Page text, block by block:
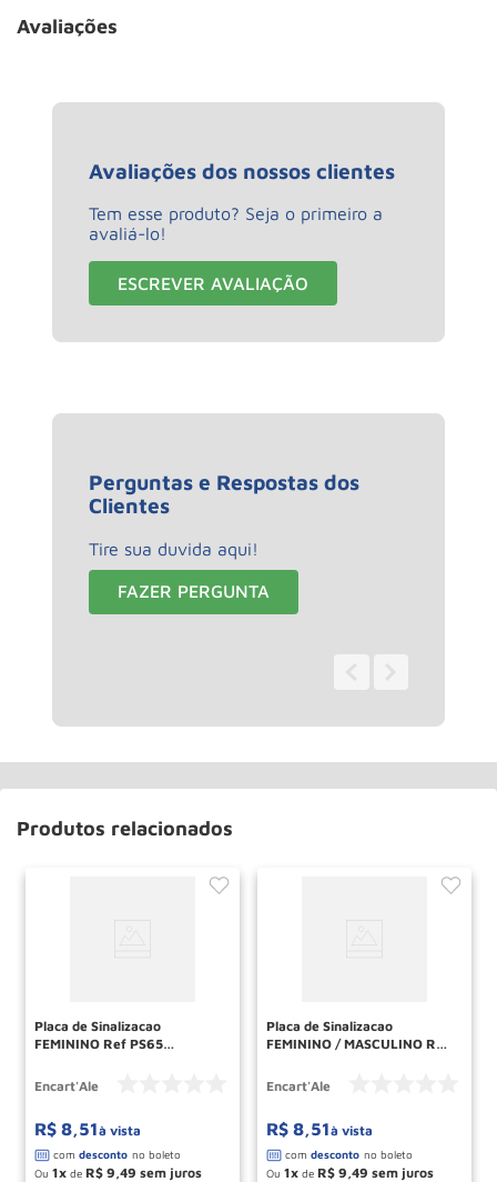
Avaliações
Avaliações dos nossos clientes
Tem esse produto? Seja o primeiro a
avaliá-lo!
ESCREVER AVALIAÇÃO
Perguntas e Respostas dos
Clientes
Tire sua duvida aqui!
FAZER PERGUNTA
Produtos relacionados
Placa de Sinalizacao
FEMININO Ref PS65
Encart'Ale
R$ 8,51à vista
Ou 1 de R$ 9 49
Placa de Sinalizacao
FEMININO / MASCULINO Ref
Encart'Ale
R$ 8,51à vista
Ou 1 de R$ 9 49